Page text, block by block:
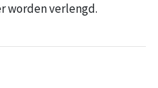
worden verlengd.